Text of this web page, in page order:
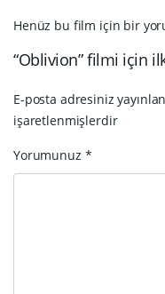
“Oblivion” filmi için
E-posta adresiniz
işaretlenmişlerdir
Yorumunuz *
Henüz bu film için bir